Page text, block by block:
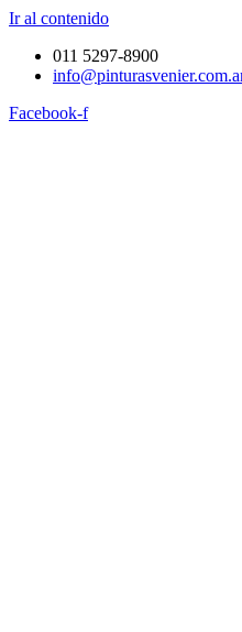
Ir al contenido
011 5297-8900
Facebook-f